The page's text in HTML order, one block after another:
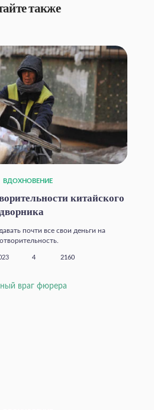
также
ВДОХНОВЕНИЕ
китайского
дворника
почти все свои деньги на
4 2160